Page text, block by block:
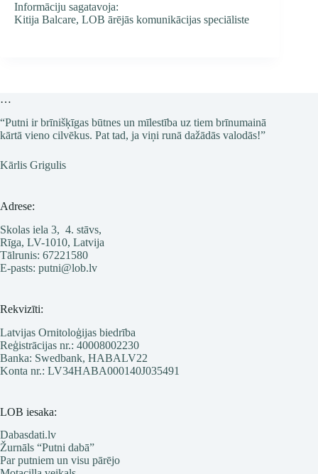
Informāciju sagatavoja:
Kitija Balcare, LOB ārējās komunikācijas speciāliste
…
“Putni ir brīnišķīgas būtnes un mīlestība uz tiem brīnumainā
kārtā vieno cilvēkus. Pat tad, ja viņi runā dažādās valodās!”
Kārlis Grigulis
Adrese:
Skolas iela 3, 4. stāvs,
Rīga, LV-1010, Latvija
Tālrunis: 67221580
E-pasts: putni@lob.lv
Rekvizīti:
Latvijas Ornitoloģijas biedrība
Reģistrācijas nr.: 40008002230
Banka: Swedbank, HABALV22
Konta nr.: LV34HABA000140J035491
LOB iesaka:
Dabasdati.lv
Žurnāls “Putni dabā”
Par putniem un visu pārējo